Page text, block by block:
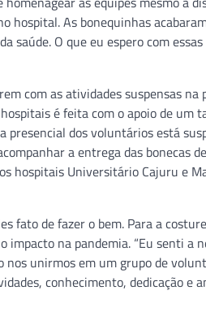
hospital. As bonequinhas
saúde. O que eu espero com
com as atividades suspensas na
é feita com o apoio de um
presencial dos voluntários está
a entrega das bonecas
hospitais Universitário Cajuru e
fato de fazer o bem. Para a
na pandemia. “Eu senti a
nos unirmos em um grupo de
conhecimento, dedicação e